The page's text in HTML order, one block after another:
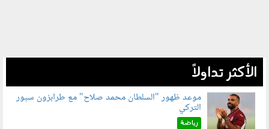
الأكثر تداولاً
090802.jpg
موعد ظهور "السلطان محمد صلاح" مع طرابزون سبور
التركي
رياضة